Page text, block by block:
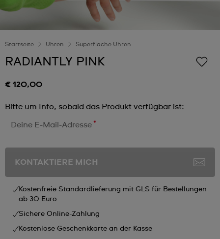
Startseite Uhren Superflache Uhren
RADIANTLY PINK
€ 120,00
Bitte um Info, sobald das Produkt verfügbar ist:
Deine E-Mail-Adresse *
KONTAKTIERE MICH
Kostenfreie Standardlieferung mit GLS für Bestellungen
ab 30 Euro
Sichere Online-Zahlung
Kostenlose Geschenkkarte an der Kasse